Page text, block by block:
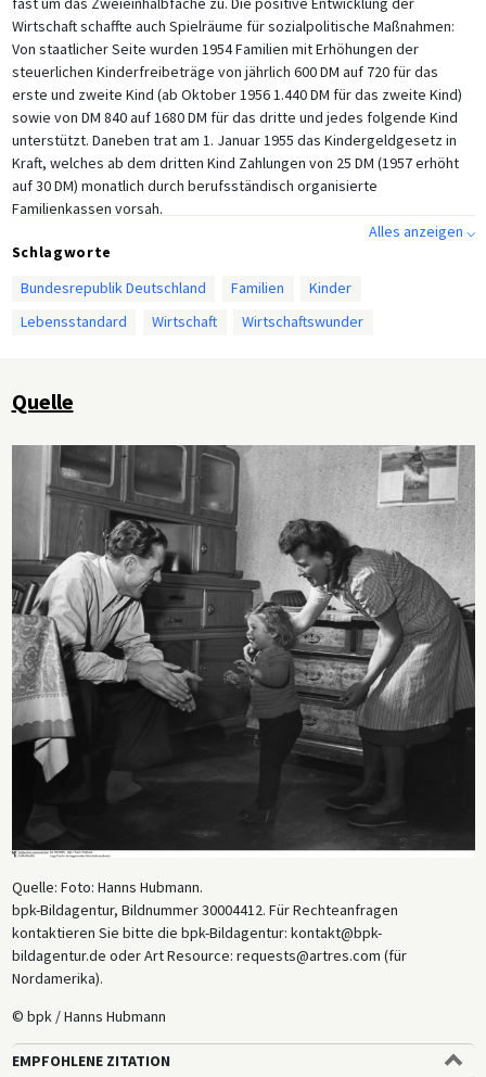
Wirtschaft schaffte auch Spielräume für sozialpolitische Maßnahmen:
Von staatlicher Seite wurden 1954 Familien mit Erhöhungen der
steuerlichen Kinderfreibeträge von jährlich 600 DM auf 720 für das
erste und zweite Kind (ab Oktober 1956 1.440 DM für das zweite Kind)
sowie von DM 840 auf 1680 DM für das dritte und jedes folgende Kind
unterstützt. Daneben trat am 1. Januar 1955 das Kindergeldgesetz in
Kraft, welches ab dem dritten Kind Zahlungen von 25 DM (1957 erhöht
auf 30 DM) monatlich durch berufsständisch organisierte
Familienkassen vorsah.
Alles anzeigen ⌵
Schlagworte
Bundesrepublik Deutschland
Familien
Kinder
Lebensstandard
Wirtschaft Wirtschaftswunder
Quelle
Quelle: Foto: Hanns Hubmann.
bpk-Bildagentur, Bildnummer 30004412. Für Rechteanfragen
kontaktieren Sie bitte die bpk-Bildagentur: kontakt@bpk-
bildagentur.de oder Art Resource: requests@artres.com (für
Nordamerika).
© bpk / Hanns Hubmann
EMPFOHLENE ZITATION